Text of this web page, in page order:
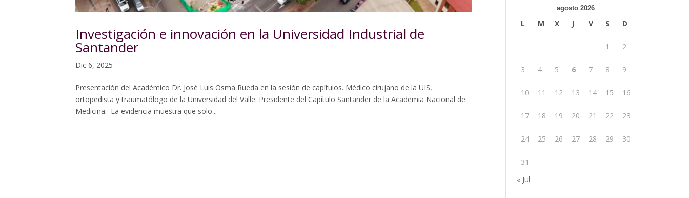
Investigación e innovación en la Universidad Industrial de
Santander
Dic 6, 2025
Presentación del Académico Dr. José Luis Osma Rueda en la sesión de capítulos. Médico cirujano de la UIS,
ortopedista y traumatólogo de la Universidad del Valle. Presidente del Capítulo Santander de la Academia Nacional de
Medicina. La evidencia muestra que solo...
agosto 2026
L M X J V S D
1 2
3 4 5 6 7 8 9
10 11 12 13 14 15 16
17 18 19 20 21 22 23
24 25 26 27 28 29 30
31
« Jul